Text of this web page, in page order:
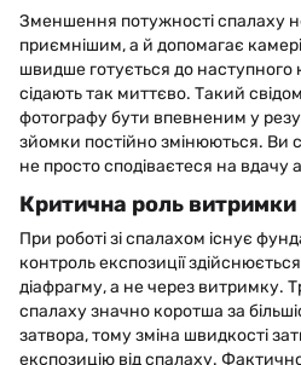
Зменшення потужності спалаху
приємнішим, а й допомагає
швидше готується до наступного
сідають так миттєво. Такий
фотографу бути впевненим у
зйомки постійно змінюються. Ви
не просто сподіваєтеся на
Критична роль витримки
При роботі зі спалахом існує
контроль експозиції
діафрагму, а не через витримку.
спалаху значно коротша за
затвора, тому зміна швидкості
експозицію від спалаху.